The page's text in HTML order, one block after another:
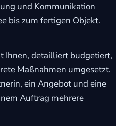
und Kommunikation
bis zum fertigen Objekt.
Ihnen, detailliert budgetiert,
Maßnahmen umgesetzt.
ein Angebot und eine
Auftrag mehrere